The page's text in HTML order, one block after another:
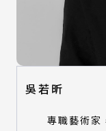
吳若昕
專職藝術